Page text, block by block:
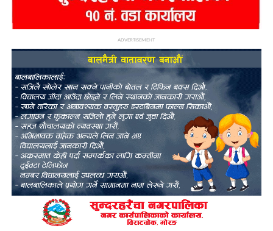
ADVERTISEMENT